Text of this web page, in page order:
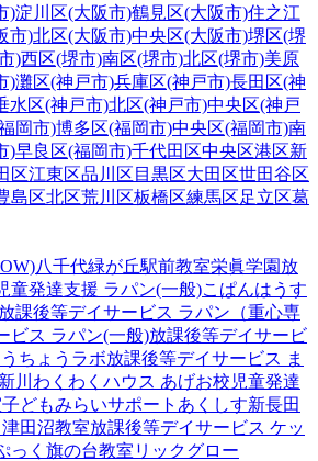
)淀川区(大阪市)鶴見区(大阪市)住之江
市)北区(大阪市)中央区(大阪市)堺区(堺
)西区(堺市)南区(堺市)北区(堺市)美原
)灘区(神戸市)兵庫区(神戸市)長田区(神
水区(神戸市)北区(神戸市)中央区(神戸
岡市)博多区(福岡市)中央区(福岡市)南
)早良区(福岡市)千代田区中央区港区新
区江東区品川区 目黒区大田区世田谷区
島区北区荒川区板橋区練馬区足立区葛
八千代緑が丘駅前教室栄眞学園放
童発達支援 ラパン(一般)こぱんはうす
放課後等デイサービス ラパン（重心専
ビス ラパン(一般)放課後等デイサービ
ちょうラボ放課後等デイサービス ま
川 わくわくハウス あげお校 児童発達
子どもみらいサポートあくしす新長田
田沼教室放課後等デイサービス ケッ
っく旗の台教室 リックグロー